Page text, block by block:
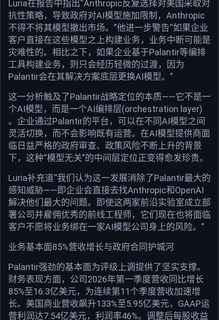
Luria在报告中指出“Anthropic反复选择对美国采取对
抗性策略，导致政府对AI模型施加限制，Anthropic
不得不将其模型撤出市场。”他进一步警告“如果企业
客户直接在这些模型之上构建业务，业务中断可能是
灾难性的。相比之下，如果企业基于Palantir等编排
工具构建业务，则只会经历轻微的过渡，因为
Palantir会在其解决方案底层更换AI模型。”
这一分析触及了Palantir战略定位的本质——它不是一
个AI模型，而是一个AI编排层(orchestration layer)
。企业通过Palantir的平台，可以在不同AI模型之间
灵活切换，而不会影响既有运营。在AI模型提供商面
临日益严格的政府审查、政策风险不断上升的背景
下，这种“模型无关”的中间层定位正变得愈发珍贵。
Luria补充道“我们认为这一发展消除了Palantir最大的
感知威胁——即企业会直接去找Anthropic和OpenAI
解决他们最大的问题。即使这两家前沿实验室成立部
署公司并雇佣优秀的前线工程师，它们现在也将面临
客户不愿将业务绑在一家AI模型公司身上的风险。”
业务基本面85%营收增长与政府合同护城河
Palantir强劲的基本面为评级上调提供了坚实支撑。
财务表现方面，公司2026年第一季度营收同比增长
85%至16.3亿美元，为连续第11个季度营收加速增
长。美国商业营收飙升133%至5.95亿美元，GAAP运
营利润达7.54亿美元，利润率46%。调整后每股收益